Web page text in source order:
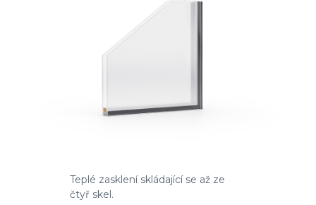
Teplé zasklení skládající se až ze
čtyř skel.